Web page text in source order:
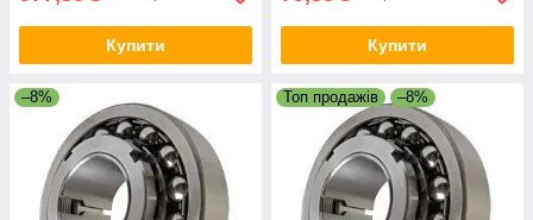
Купити Купити
–8% Топ продажів –8%